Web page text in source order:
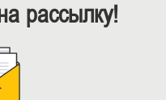
рассылку!